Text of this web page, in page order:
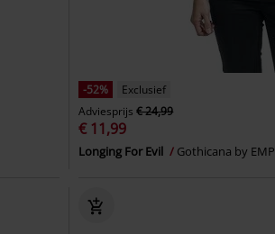
-52%
Exclusief
Adviesprijs € 24,99
€ 11,99
Longing For Evil Gothicana by EMP